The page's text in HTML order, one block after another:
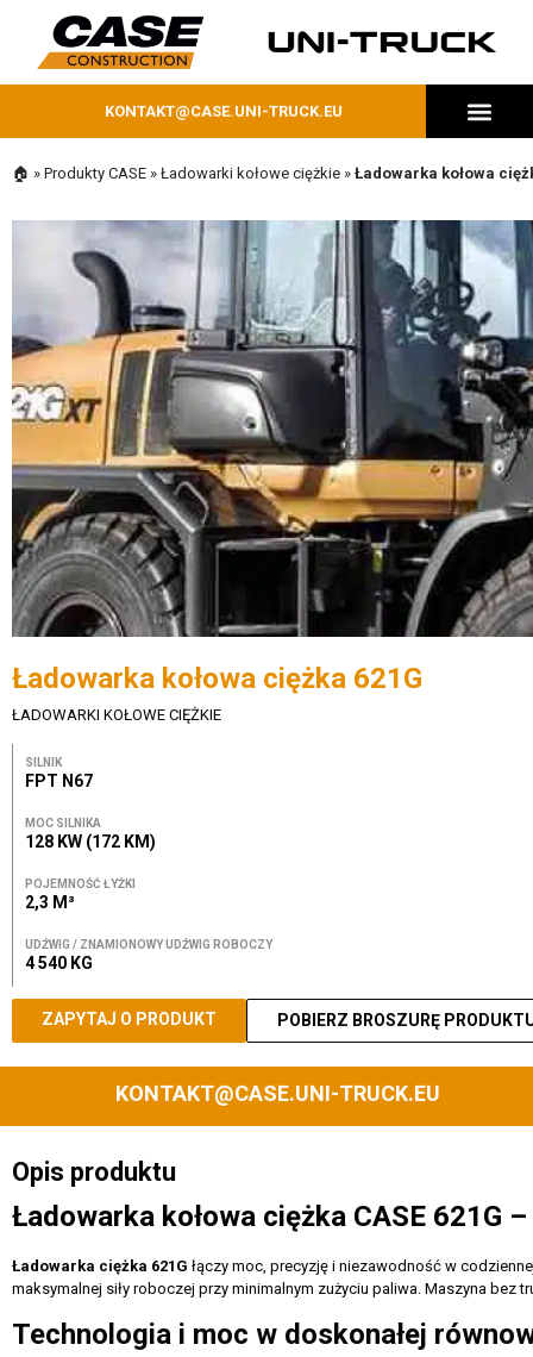
🏠 » Produkty CASE » Ładowarki kołowe ciężkie » Ładowarka kołowa
Ładowarka kołowa ciężka 621G
ŁADOWARKI KOŁOWE CIĘŻKIE
SILNIK
FPT N67
MOC SILNIKA
128 KW (172 KM)
POJEMNOŚĆ ŁYŻKI
2,3 M³
UDŹWIG / ZNAMIONOWY UDŹWIG ROBOCZY
4 540 KG
ZAPYTAJ O PRODUKT POBIERZ BROSZURĘ
KONTAKT@CASE.UNI-TRUCK.EU
Opis produktu
Ładowarka kołowa ciężka CASE 621G
Ładowarka ciężka 621G łączy moc, precyzję i niezawodność w
maksymalnej siły roboczej przy minimalnym zużyciu paliwa. Maszyna
Technologia i moc w doskonałej